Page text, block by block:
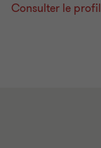
Consulter le profil